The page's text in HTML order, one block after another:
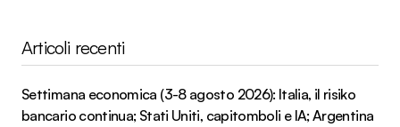
Articoli recenti
Settimana economica (3-8 agosto 2026): Italia, il risiko
bancario continua; Stati Uniti, capitomboli e IA; Argentina